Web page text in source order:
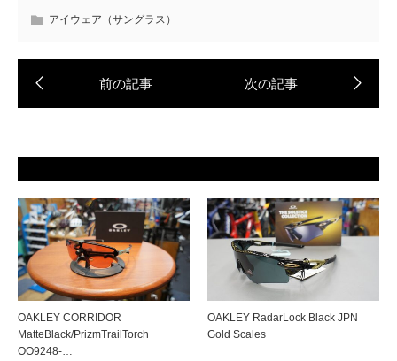
アイウェア（サングラス）
OAKLEY CORRIDOR
MatteBlack/PrizmTrailTorch
OO9248-…
OAKLEY RadarLock Black JPN
Gold Scales